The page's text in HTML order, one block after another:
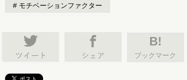
モチベーションファクター
B!
ブックマーク